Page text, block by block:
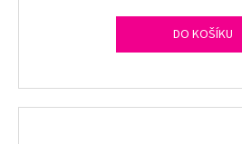
DO KOŠÍKU